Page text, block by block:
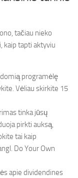
tačiau nieko
kaip tapti aktyviu
programėlę
Vėliau skirkite 15
tinka jūsų
pirkti auksą,
tai kaip
Do Your Own
apie dividendines